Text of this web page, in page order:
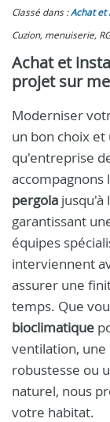
Classé dans :Achat et
Cuzion, menuiserie,
Achat et
projet sur
Moderniser
un bon choix et
qu'entreprise
accompagnons
pergola jusqu'à
garantissant
équipes
interviennent
assurer une
temps. Que
bioclimatique
ventilation, une
robustesse ou
naturel, nous
votre habitat.